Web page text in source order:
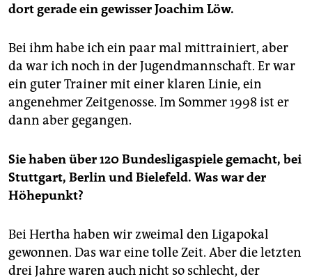
dort gerade ein gewisser Joachim Löw.
Bei ihm habe ich ein paar mal mittrainiert, aber
da war ich noch in der Jugendmannschaft. Er war
ein guter Trainer mit einer klaren Linie, ein
angenehmer Zeitgenosse. Im Sommer 1998 ist er
dann aber gegangen.
Sie haben über 120 Bundesligaspiele gemacht, bei
Stuttgart, Berlin und Bielefeld. Was war der
Höhepunkt?
Bei Hertha haben wir zweimal den Ligapokal
gewonnen. Das war eine tolle Zeit. Aber die letzten
drei Jahre waren auch nicht so schlecht, der